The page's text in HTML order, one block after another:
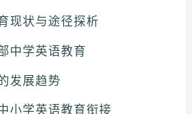
现状与途径探析
中学英语教育
发展趋势
小学英语教育衔接